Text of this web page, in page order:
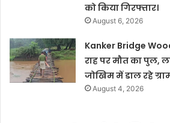
को किया गिरफ्तार।
August 6, 2026
Kanker Bridge
राह पर मौत का पुल,
जोखिम में डाल रहे
August 4, 2026